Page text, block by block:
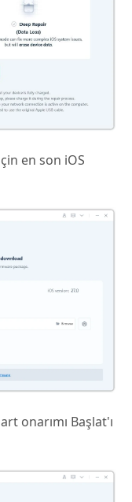
en son iOS
onarımı Başlat'ı